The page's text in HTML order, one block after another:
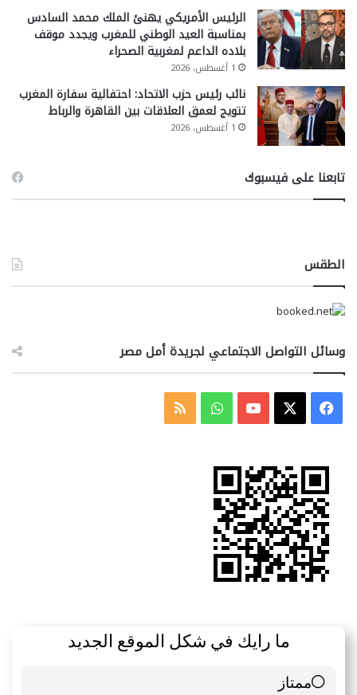
الرئيس الأمريكي يهنئ الملك محمد السادس
بمناسبة العيد الوطني للمغرب ويجدد موقف
بلاده الداعم لمغربية الصحراء
1 أغسطس، 2026
نائب رئيس حزب الاتحاد: احتفالية سفارة المغرب
تتويج لعمق العلاقات بين القاهرة والرباط
1 أغسطس، 2026
تابعنا على فيسبوك
الطقس
وسائل التواصل الاجتماعي لجريدة أمل مصر
فيسبوك ‫YouTubeواتسابملخص
ما رايك في شكل الموقع الجديد
ممتاز
6 ( 85.71 % )